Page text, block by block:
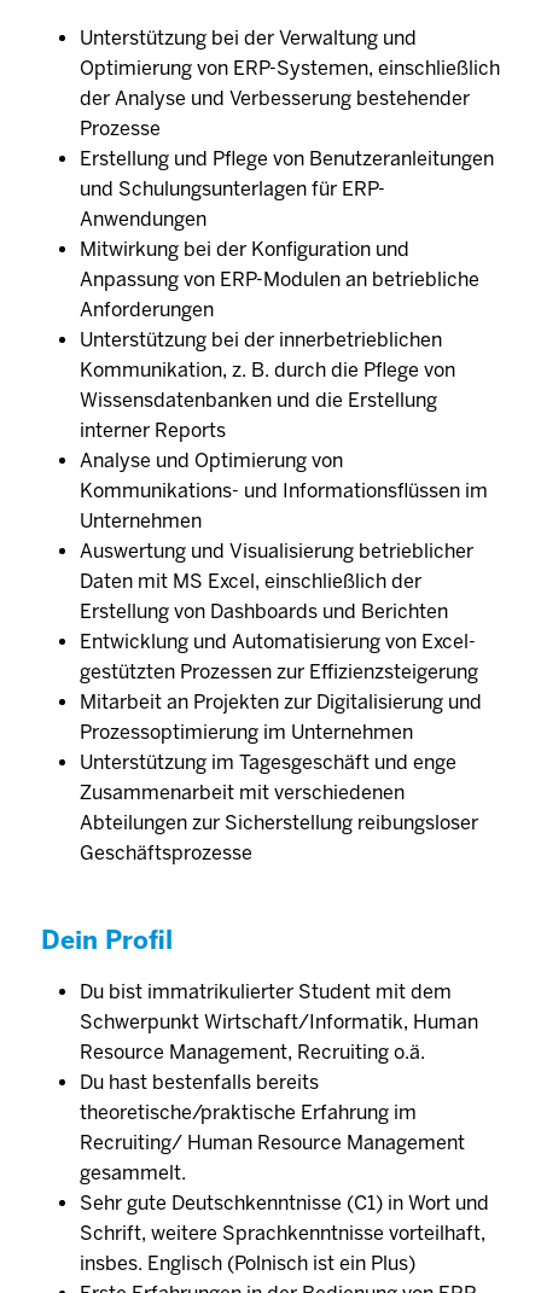
Unterstützung bei der Verwaltung und
Optimierung von ERP-Systemen, einschließlich
der Analyse und Verbesserung bestehender
Prozesse
Erstellung und Pflege von Benutzeranleitungen
und Schulungsunterlagen für ERP-
Anwendungen
Mitwirkung bei der Konfiguration und
Anpassung von ERP-Modulen an betriebliche
Anforderungen
Unterstützung bei der innerbetrieblichen
Kommunikation, z. B. durch die Pflege von
Wissensdatenbanken und die Erstellung
interner Reports
Analyse und Optimierung von
Kommunikations- und Informationsflüssen im
Unternehmen
Auswertung und Visualisierung betrieblicher
Daten mit MS Excel, einschließlich der
Erstellung von Dashboards und Berichten
Entwicklung und Automatisierung von Excel-
gestützten Prozessen zur Effizienzsteigerung
Mitarbeit an Projekten zur Digitalisierung und
Prozessoptimierung im Unternehmen
Unterstützung im Tagesgeschäft und enge
Zusammenarbeit mit verschiedenen
Abteilungen zur Sicherstellung reibungsloser
Geschäftsprozesse
Dein Profil
Du bist immatrikulierter Student mit dem
Schwerpunkt Wirtschaft/Informatik, Human
Resource Management, Recruiting o.ä.
Du hast bestenfalls bereits
theoretische/praktische Erfahrung im
Recruiting/ Human Resource Management
gesammelt.
Sehr gute Deutschkenntnisse (C1) in Wort und
Schrift, weitere Sprachkenntnisse vorteilhaft,
insbes. Englisch (Polnisch ist ein Plus)